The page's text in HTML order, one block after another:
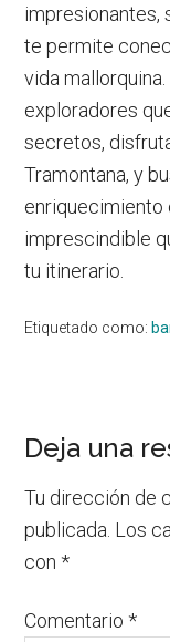
impresionantes,
te permite
vida
exploradores
secretos,
Tramontana, y
enriquecimiento
imprescindible
tu itinerario.
Etiquetado como:
con
los
lectores
Deja una
Tu dirección de
publicada. Los
con*
Comentario*